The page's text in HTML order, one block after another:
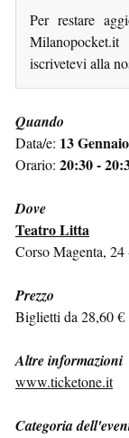
Per restare
iscrivetevi alla
Quando
Data/e: 13
Orario: 20:30 -
Dove
Teatro Litta
Corso Magenta,
Prezzo
Biglietti da 28,60 €
Altre informazioni
www.ticketone.it
Categoria